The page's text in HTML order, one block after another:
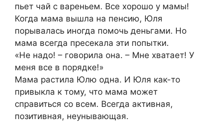
пьет чай с вареньем. Все хорошо у мамы!
Когда мама вышла на пенсию, Юля
порывалась иногда помочь деньгами. Но
мама всегда пресекала эти попытки.
«Не надо! – говорила она. – Мне хватает! У
меня все в порядке!»
Мама растила Юлю одна. И Юля как-то
привыкла к тому, что мама может
справиться со всем. Всегда активная,
позитивная, неунывающая.